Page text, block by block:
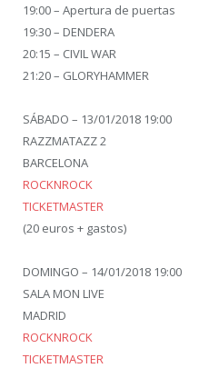
19:00 – Apertura de puertas
19:30 – DENDERA
20:15 – CIVIL WAR
21:20 – GLORYHAMMER
SÁBADO – 13/01/2018 19:00
RAZZMATAZZ 2
BARCELONA
ROCKNROCK
TICKETMASTER
(20 euros + gastos)
DOMINGO – 14/01/2018 19:00
SALA MON LIVE
MADRID
ROCKNROCK
TICKETMASTER